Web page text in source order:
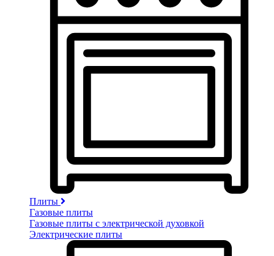
Плиты
Газовые плиты
Газовые плиты с электрической духовкой
Электрические плиты